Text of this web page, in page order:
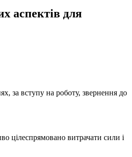
аспектів для
за вступу на роботу, звернення до
цілеспрямовано витрачати сили і